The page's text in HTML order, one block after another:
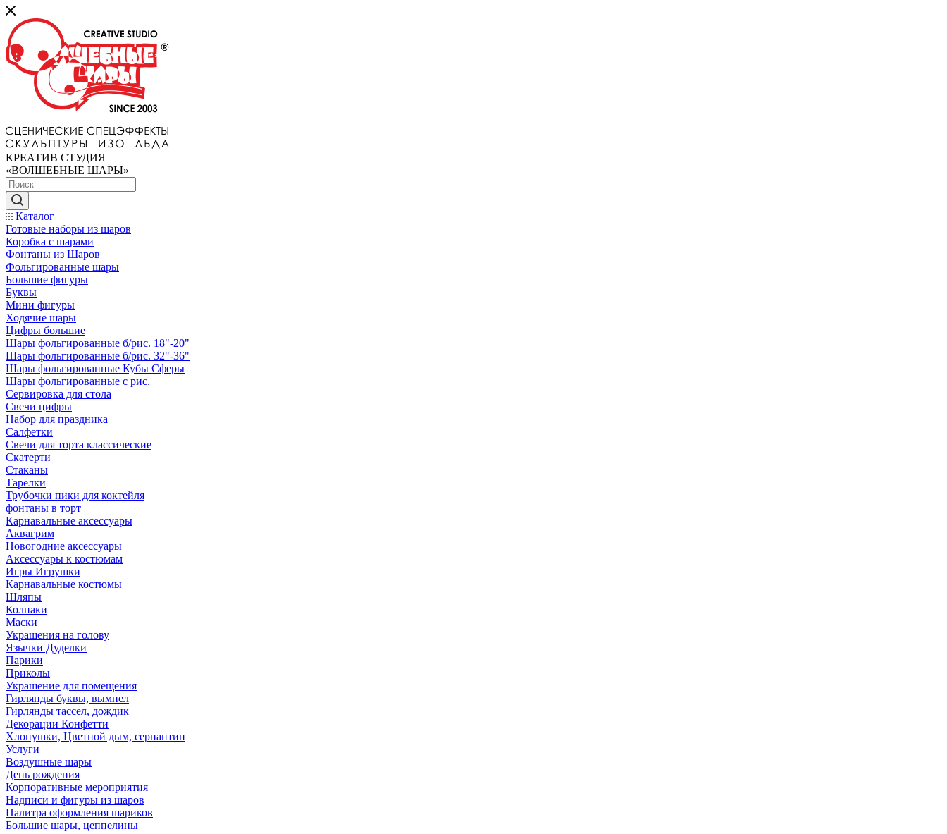
КРЕАТИВ СТУДИЯ
«ВОЛШЕБНЫЕ ШАРЫ»
Каталог
Готовые наборы из шаров
Коробка с шарами
Фонтаны из Шаров
Фольгированные шары
Большие фигуры
Буквы
Мини фигуры
Ходячие шары
Цифры большие
Шары фольгированные б/рис. 18"-20"
Шары фольгированные б/рис. 32"-36"
Шары фольгированные Кубы Сферы
Шары фольгированные с рис.
Сервировка для стола
Свечи цифры
Набор для праздника
Салфетки
Свечи для торта классические
Скатерти
Стаканы
Тарелки
Трубочки пики для коктейля
фонтаны в торт
Карнавальные аксессуары
Аквагрим
Новогодние аксессуары
Аксессуары к костюмам
Игры Игрушки
Карнавальные костюмы
Шляпы
Колпаки
Маски
Украшения на голову
Язычки Дуделки
Парики
Приколы
Украшение для помещения
Гирлянды буквы, вымпел
Гирлянды тассел, дождик
Декорации Конфетти
Хлопушки, Цветной дым, серпантин
Услуги
Воздушные шары
День рождения
Корпоративные мероприятия
Надписи и фигуры из шаров
Палитра оформления шариков
Большие шары, цеппелины